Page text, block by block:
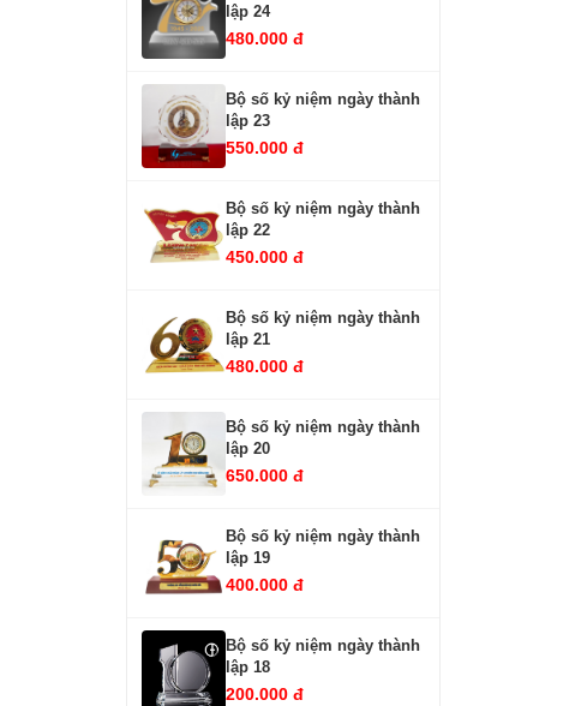
lập 24
480.000 đ
Bộ số kỷ niệm ngày thành
lập 23
550.000 đ
Bộ số kỷ niệm ngày thành
lập 22
450.000 đ
Bộ số kỷ niệm ngày thành
lập 21
480.000 đ
Bộ số kỷ niệm ngày thành
lập 20
650.000 đ
Bộ số kỷ niệm ngày thành
lập 19
400.000 đ
Bộ số kỷ niệm ngày thành
lập 18
200.000 đ